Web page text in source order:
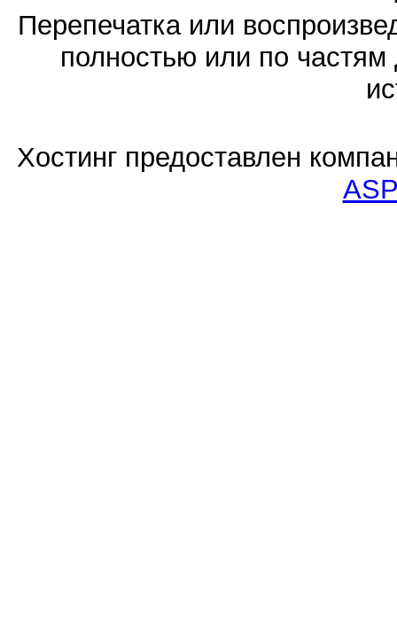
Перепечатка или
полностью или по частям
Хостинг предоставлен